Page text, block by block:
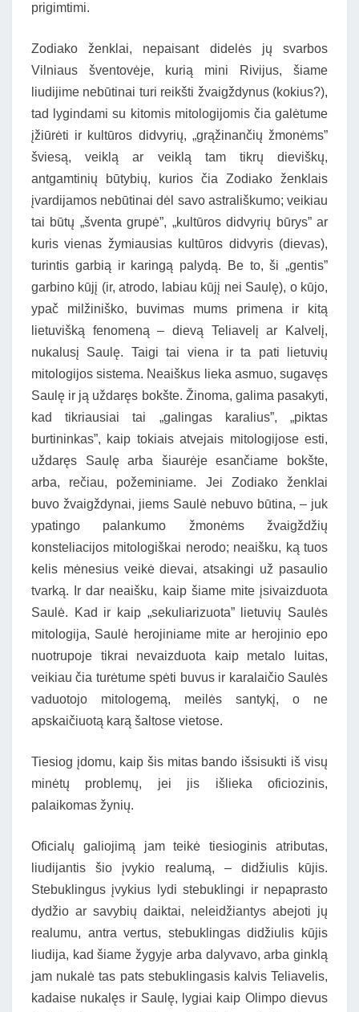
prigimtimi.
Zodiako ženklai, nepaisant didelės jų svarbos
Vilniaus šventovėje, kurią mini Rivijus, šiame
liudijime nebūtinai turi reikšti žvaigždynus (kokius?),
tad lygindami su kitomis mitologijomis čia galėtume
įžiūrėti ir kultūros didvyrių, „grąžinančių žmonėms”
šviesą, veiklą ar veiklą tam tikrų dieviškų,
antgamtinių būtybių, kurios čia Zodiako ženklais
įvardijamos nebūtinai dėl savo astrališkumo; veikiau
tai būtų „šventa grupė”, „kultūros didvyrių būrys” ar
kuris vienas žymiausias kultūros didvyris (dievas),
turintis garbią ir karingą palydą. Be to, ši „gentis”
garbino kūjį (ir, atrodo, labiau kūjį nei Saulę), o kūjo,
ypač milžiniško, buvimas mums primena ir kitą
lietuvišką fenomeną – dievą Teliavelį ar Kalvelį,
nukalusį Saulę. Taigi tai viena ir ta pati lietuvių
mitologijos sistema. Neaiškus lieka asmuo, sugavęs
Saulę ir ją uždaręs bokšte. Žinoma, galima pasakyti,
kad tikriausiai tai „galingas karalius”, „piktas
burtininkas”, kaip tokiais atvejais mitologijose esti,
uždaręs Saulę arba šiaurėje esančiame bokšte,
arba, rečiau, požeminiame. Jei Zodiako ženklai
buvo žvaigždynai, jiems Saulė nebuvo būtina, – juk
ypatingo palankumo žmonėms žvaigždžių
konsteliacijos mitologiškai nerodo; neaišku, ką tuos
kelis mėnesius veikė dievai, atsakingi už pasaulio
tvarką. Ir dar neaišku, kaip šiame mite įsivaizduota
Saulė. Kad ir kaip „sekuliarizuota” lietuvių Saulės
mitologija, Saulė herojiniame mite ar herojinio epo
nuotrupoje tikrai nevaizduota kaip metalo luitas,
veikiau čia turėtume spėti buvus ir karalaičio Saulės
vaduotojo mitologemą, meilės santykį, o ne
apskaičiuotą karą šaltose vietose.
Tiesiog įdomu, kaip šis mitas bando išsisukti iš visų
minėtų problemų, jei jis išlieka oficiozinis,
palaikomas žynių.
Oficialų galiojimą jam teikė tiesioginis atributas,
liudijantis šio įvykio realumą, – didžiulis kūjis.
Stebuklingus įvykius lydi stebuklingi ir nepaprasto
dydžio ar savybių daiktai, neleidžiantys abejoti jų
realumu, antra vertus, stebuklingas didžiulis kūjis
liudija, kad šiame žygyje arba dalyvavo, arba ginklą
jam nukalė tas pats stebuklingasis kalvis Teliavelis,
kadaise nukalęs ir Saulę, lygiai kaip Olimpo dievus